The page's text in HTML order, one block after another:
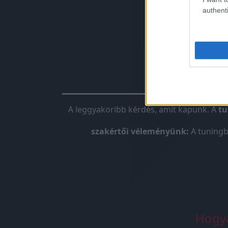
A leggyakoribb kérdés, amit kapunk. A
szakértői véleményünk: A